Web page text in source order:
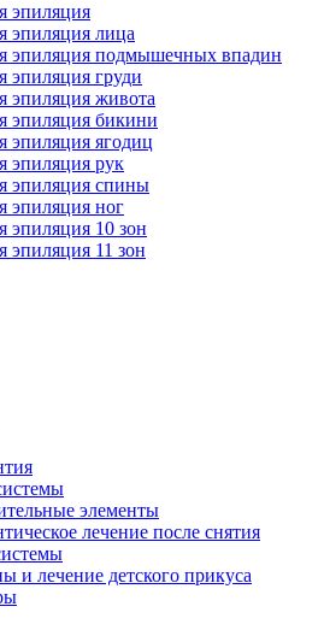
эпиляция
эпиляция лица
эпиляция подмышечных впадин
эпиляция груди
эпиляция живота
эпиляция бикини
эпиляция ягодиц
эпиляция рук
эпиляция спины
эпиляция ног
эпиляция 10 зон
эпиляция 11 зон
элементы
лечение после снятия
и лечение детского прикуса